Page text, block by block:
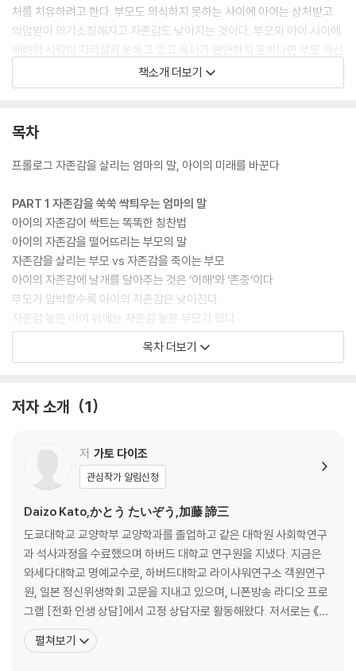
처를 치유하려고 한다. 부모도 의식하지 못하는 사이에 아이는 상처받고
억압받아 의기소침해지고 자존감도 낮아지는 것이다. 부모와 아이 사이에
배려와 사랑이 자리잡지 못하고 있고 육아가 편안하지 못하다면 부모 자신
의 심리적인 문제부터 직시하고 해소하는 게 먼저여야 한다.
힘 말이다. 사랑으로 가르친 아이는 스스로 배우기 위해 노력한다. 부모가
하지만 그 움직임이 오래 갈 리 없고, 결국 아이는 좌절감에 빠져 허우적거
자신의 마음 상태가 불안하고 건강하지 않으면 아이에게 상처 주는 말을
한다. 이 책 『아이의 자존감이 자라는 엄마의 말』은 아이에게 상처 주는 부
모의 심리와 문제점, 이에 대한 해결책을 자세히 소개하고 있다. 또한 부모
와 아이 모두 건강한 자존감을 세우고, 더 나아가 바람직한 관계를 형성하
는 방법을 알려준다.
책소개 더보기
목차
프롤로그 자존감을 살리는 엄마의 말, 아이의 미래를 바꾼다
PART 1 자존감을 쑥쑥 싹틔우는 엄마의 말
아이의 자존감이 싹트는 똑똑한 칭찬법
아이의 자존감을 떨어뜨리는 부모의 말
자존감을 살리는 부모 vs 자존감을 죽이는 부모
아이의 자존감에 날개를 달아주는 것은 ‘이해’와 ‘존중’이다
부모가 압박할수록 아이의 자존감은 낮아진다
자존감 높은 아이 뒤에는 자존감 높은 부모가 있다
조건을 단 사랑, 자존감을 낮추는 복병이다
“왜?”라는 말이 부모와 아이 사이에 심리적인 거리감을 만든다
내면의 ‘불안’과 ‘두려움’이 엄격한 부모를 만든다
PART 3 아이의 재능과 배움의 의욕을 꺾는 부정적인 말
아이의 의욕을 꺾는 말, “넌 대체 할 줄 아는 게 뭐니!”
아이를 통제하는 것은 부모의 불안함과 초조함의 표현이다
아이 교육, 열등감이 아니라 ‘배려’의 힘으로 이끌어주어라
‘부모의 욕심’이 커질수록 아이의 재능은 작아진다
아이가 잘하는 것 한 가지에 집중하라
아이를 있는 그대로 받아들이는 것이 ‘진짜 사랑’이다
PART 4 갈등을 키우고 아이를 억압하는 말
목차 더보기
저자 소개 1
저 가토 다이조
관심작가 알림신청
Daizo Kato,かとう たいぞう,加藤 諦三
도쿄대학교 교양학부 교양학과를 졸업하고 같은 대학원 사회학연구
과 석사과정을 수료했으며 하버드 대학교 연구원을 지냈다. 지금은
와세다대학교 명예교수로, 하버드대학교 라이샤워연구소 객원연구
원, 일본 정신위생학회 고문을 지내고 있으며, 니폰방송 라디오 프로
그램 [전화 인생 상담]에서 고정 상담자로 활동해왔다. 저서로는 《불
안에 사로잡힌 당신에게》, 《고민을 그만하고 싶습니다만》, 《50대 남
자를 위한 심리학》, 《나를 잃지 않고 오늘을 사는 법》, 《불안한 마음
펼쳐보기